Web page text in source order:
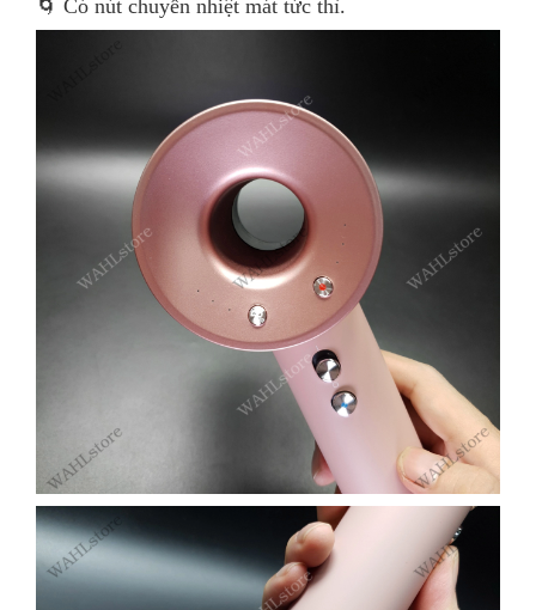
🌀 Có nút chuyển nhiệt mát tức thì.